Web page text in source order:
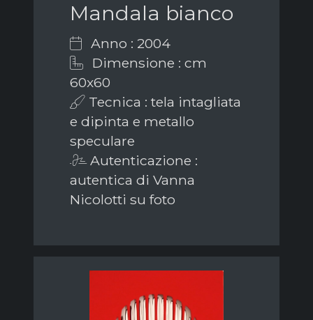
Mandala bianco
Anno : 2004
Dimensione : cm
60x60
Tecnica : tela intagliata
e dipinta e metallo
speculare
Autenticazione :
autentica di Vanna
Nicolotti su foto